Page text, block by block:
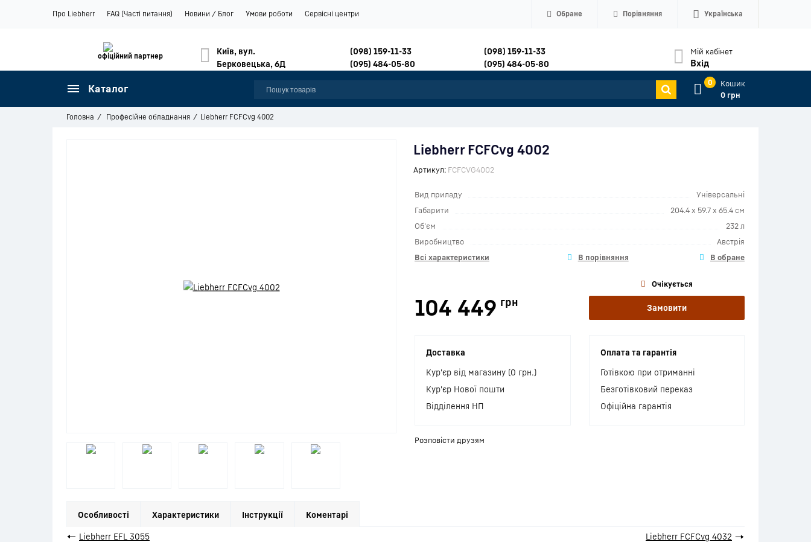
Про Liebherr FAQ (Часті питання) Новини / Блог Умови роботи Сервісні центри Обране Порівняння Українська
офіційний партнер Мій кабінет
Вхід
Київ, вул.
Берковецька, 6Д
(098) 159-11-33
(095) 484-05-80
(098) 159-11-33
(095) 484-05-80
0
Кошик
0 грн
Каталог
Головна Професійне обладнання Liebherr FCFCvg 4002
Liebherr FCFCvg 4002
Артикул: FCFCVG4002
Вид приладу
Універсальні
Габарити
204.4 x 59.7 x 65.4 см
Об'єм
232 л
Виробництво
Австрія
Всі характеристики
104 449 грн
Очікується
Замовити
Доставка
Кур'єр від магазину (0 грн.)
Кур'єр Нової пошти
Відділення НП
Оплата та гарантія
Готівкою при отриманні
Безготівковий переказ
Офіційна гарантія
Розповісти друзям
Особливості Характеристики Інструкції Коментарі
← Liebherr EFL 3055 Liebherr FCFCvg 4032 →